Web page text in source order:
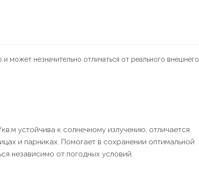
может незначительно отличаться от реального внешнего
устойчива к солнечному излучению, отличается
и парниках. Помогает в сохранении оптимальной
независимо от погодных условий.